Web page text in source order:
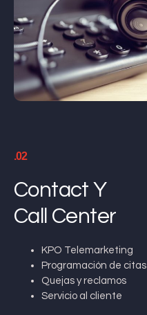
.02
Contact Y
Call Center
KPO Telemarketing
Programación de citas
Quejas y reclamos
Servicio al cliente